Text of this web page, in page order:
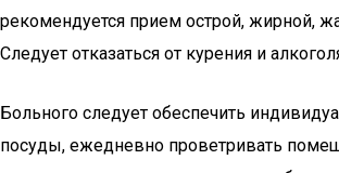
рекомендуется прием острой, жирной,
Следует отказаться от курения и
Больного следует обеспечить
посуды, ежедневно проветривать